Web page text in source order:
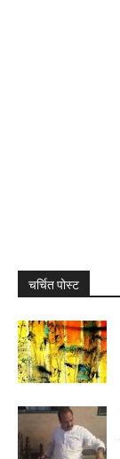
चर्चित पोस्ट